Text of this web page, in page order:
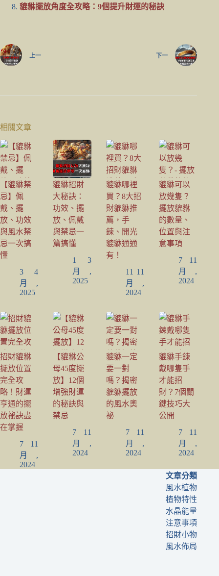
貔貅擺放角度全攻略：9個提升財運的秘訣
上一 下一
相關文章
【貔貅禁
忌】佩
戴、擺
放、功效
與風水禁
忌一次搞
懂
3 4
月,
2025
貔貅招財
大秘訣：
功效、擺
放、佩戴
與禁忌一
篇搞懂
1 3
月,
2025
貔貅哪裡
買？8大招
財貔貅推
薦，手
鍊、開光
貔貅通通
有！
11 11
月,
2024
貔貅可以
放幾隻？
擺放貔貅
的數量、
位置與注
意事項
7 11
月,
2024
招財貔貅
擺放位置
完全攻
略！財運
亨通的擺
放祕訣盡
在掌握
7 11
月,
2024
【貔貅公
母45度擺
放】12個
增強財運
的秘訣與
禁忌
7 11
月,
2024
貔貅一定
要一對
嗎？揭密
貔貅擺放
的風水奧
祕
7 11
月,
2024
貔貅手鍊
戴哪隻手
才能招
財？7個關
鍵技巧大
公開
7 11
月,
2024
文章分類
風水植物
植物特性
水晶能量
注意事項
招財小物
風水佈局